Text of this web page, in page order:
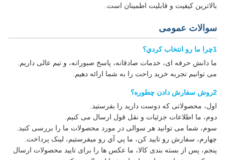
بالاترین کیفیت و قابلیت اطمینان است.
سوالات عمومی
1چرا ما رو انتخاب کردي؟
ما دانش حرفه ای، خدمات صادقانه، پاسخ صبورانه، و تیم عالی داریم.
می توانیم تجربه خرید راحت را به شما ارائه دهیم.
2روش سفارش دادن چطوره؟
اول، محصولاتی که دوست دارید را بفرستید.
دوم، ما اطلاعات جزئیات و نقل قول ارسال می کنیم.
سوم، شما می توانید هر سوالی در مورد محصولات ما را بررسی کنید.
چهارم، سفارش رو تاييد کن، ما پي آي رو ميفرستيم، لينک پرداخت.
پنجم، پس از بسته بندی کالا، ما عکس ها را برای تایید محصولات ارسال